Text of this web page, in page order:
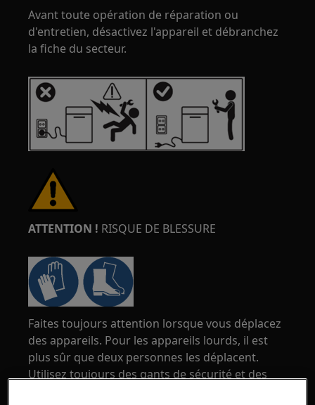
Avant toute opération de réparation ou
d'entretien, désactivez l'appareil et débranchez
la fiche du secteur.
ATTENTION ! RISQUE DE BLESSURE
Faites toujours attention lorsque vous déplacez
des appareils. Pour les appareils lourds, il est
plus sûr que deux personnes les déplacent.
Utilisez toujours des gants de sécurité et des